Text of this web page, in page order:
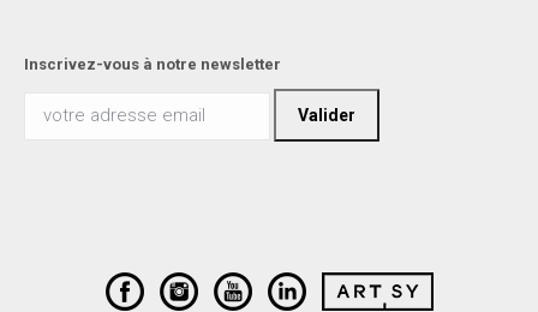
Inscrivez-vous à notre newsletter